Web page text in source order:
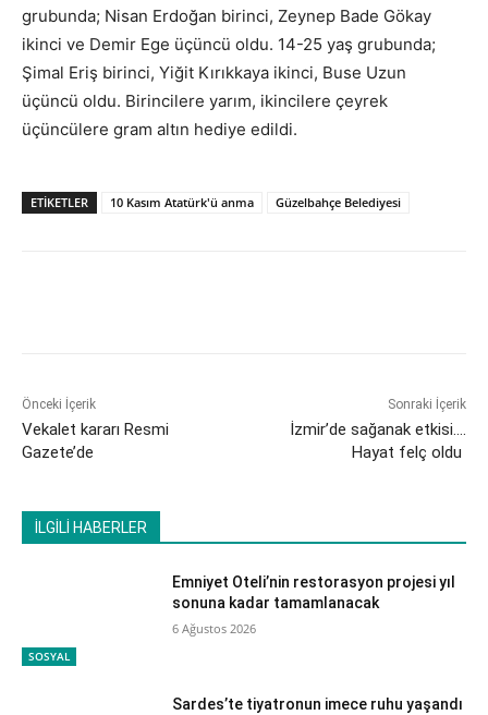
grubunda; Nisan Erdoğan birinci, Zeynep Bade Gökay
ikinci ve Demir Ege üçüncü oldu. 14-25 yaş grubunda;
Şimal Eriş birinci, Yiğit Kırıkkaya ikinci, Buse Uzun
üçüncü oldu. Birincilere yarım, ikincilere çeyrek
üçüncülere gram altın hediye edildi.
ETİKETLER 10 Kasım Atatürk'ü anma Güzelbahçe Belediyesi
Önceki İçerik
Vekalet kararı Resmi
Gazete’de
Sonraki İçerik
İzmir’de sağanak etkisi….
Hayat felç oldu
İLGİLİ HABERLER
SOSYAL
Emniyet Oteli’nin restorasyon projesi yıl
sonuna kadar tamamlanacak
6 Ağustos 2026
Sardes’te tiyatronun imece ruhu yaşandı